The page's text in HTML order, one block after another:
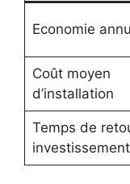
Economie
Coût moyen
d’installation
Temps de
investissement